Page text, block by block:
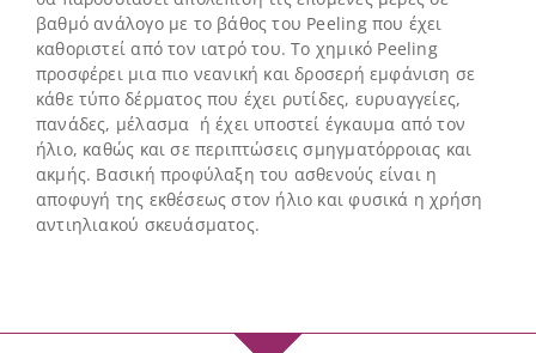
βαθμό ανάλογο με το βάθος του Peeling που έχει
καθοριστεί από τον ιατρό του. Το χημικό Peeling
προσφέρει μια πιο νεανική και δροσερή εμφάνιση σε
κάθε τύπο δέρματος που έχει ρυτίδες, ευρυαγγείες,
πανάδες, μέλασμα ή έχει υποστεί έγκαυμα από τον
ήλιο, καθώς και σε περιπτώσεις σμηγματόρροιας και
ακμής. Βασική προφύλαξη του ασθενούς είναι η
αποφυγή της εκθέσεως στον ήλιο και φυσικά η χρήση
αντιηλιακού σκευάσματος.